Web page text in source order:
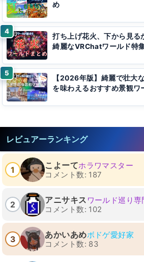
め
打ち上げ花火、下から見る
綺麗なVRChatワールド特
【2026年版】綺麗で壮大
を味わえるおすすめ景観ワ
レビュアーランキング
1 こよーてホラワマスター
コメント数: 187
2 アニサキス ワールド巡り専
コメント数: 102
3 あかいあめボドゲ愛好家
コメント数: 83